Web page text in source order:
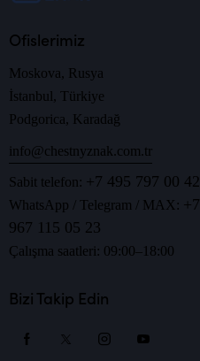
Ofislerimiz
Moskova, Rusya
İstanbul, Türkiye
Podgorica, Karadağ
info@chestnyznak.com.tr
Sabit telefon: +7 495 797 00 42
WhatsApp / Telegram / MAX: +7
967 115 05 23
Çalışma saatleri: 09:00–18:00
Bizi Takip Edin